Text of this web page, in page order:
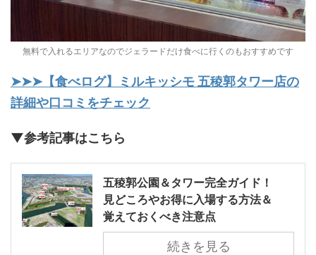
無料で入れるエリアなのでジェラードだけ食べに行くのもおすすめです
➤➤➤【食べログ】ミルキッシモ 五稜郭タワー店の
詳細や口コミをチェック
▼参考記事はこちら
五稜郭公園＆タワー完全ガイド！
見どころやお得に入場する方法＆
覚えておくべき注意点
続きを見る